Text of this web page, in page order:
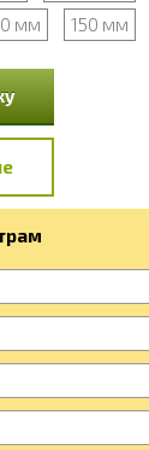
мм 150 мм